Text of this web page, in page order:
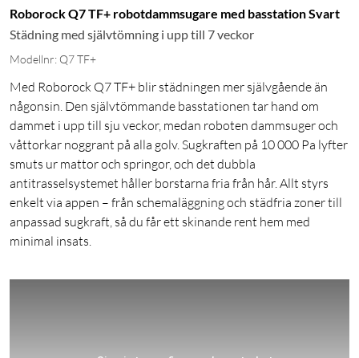
Roborock Q7 TF+ robotdammsugare med basstation Svart
Städning med självtömning i upp till 7 veckor
Modellnr: Q7 TF+
Med Roborock Q7 TF+ blir städningen mer självgående än
någonsin. Den självtömmande basstationen tar hand om
dammet i upp till sju veckor, medan roboten dammsuger och
våttorkar noggrant på alla golv. Sugkraften på 10 000 Pa lyfter
smuts ur mattor och springor, och det dubbla
antitrasselsystemet håller borstarna fria från hår. Allt styrs
enkelt via appen – från schemaläggning och städfria zoner till
anpassad sugkraft, så du får ett skinande rent hem med
minimal insats.